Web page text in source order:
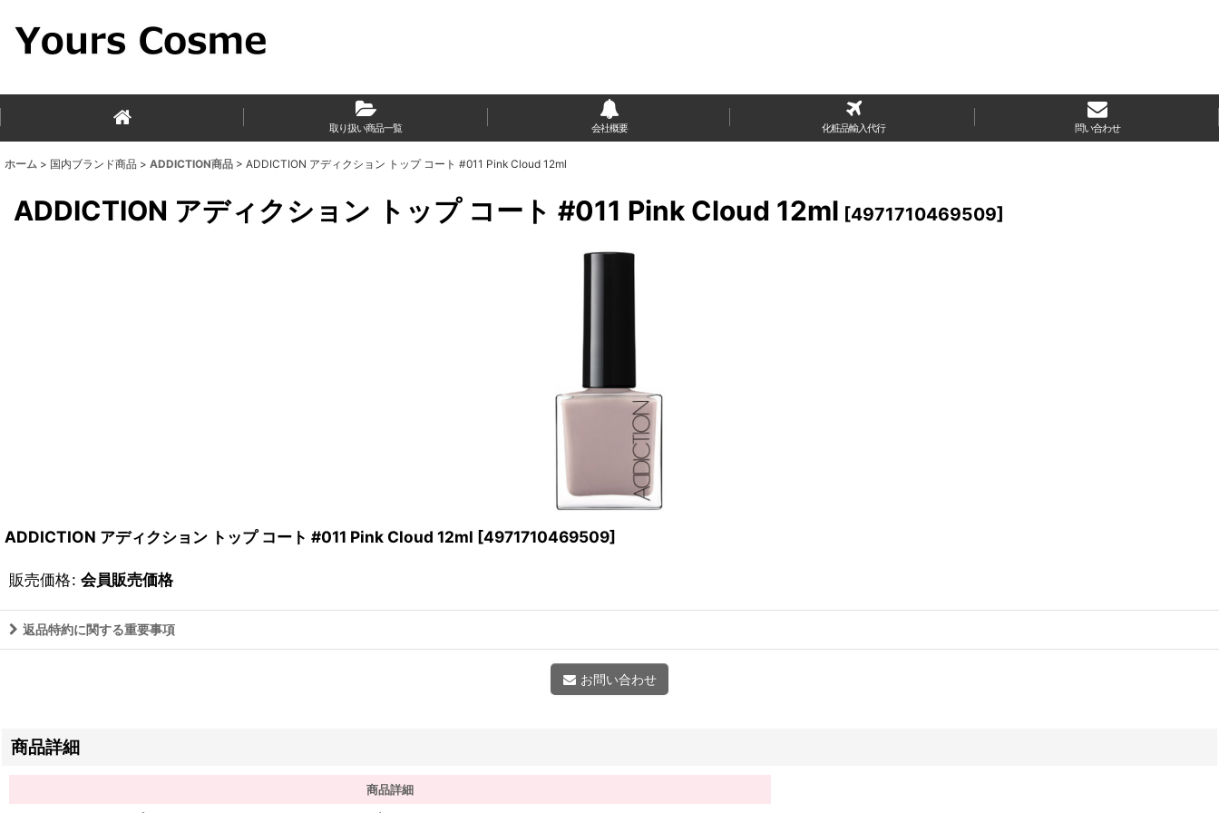
取り扱い商品一覧 会社概要 化粧品輸入代行 問い合わせ
ホーム > 国内ブランド商品 > ADDICTION商品 > ADDICTION アディクション トップ コート #011 Pink Cloud 12ml
ADDICTION アディクション トップ コート #011 Pink Cloud 12ml [4971710469509]
ADDICTION アディクション トップ コート #011 Pink Cloud 12ml [4971710469509]
販売価格: 会員販売価格
返品特約に関する重要事項
お問い合わせ
商品詳細
商品詳細